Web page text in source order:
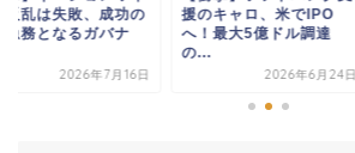
反乱は失敗、成功の
急務となるガバナ
2026年7月16日
援のキャロ、米でIPO
へ！最大5億ドル調達
の...
2026年6月24日